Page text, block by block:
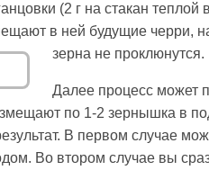
(2 г на стакан
в ней будущие черри,
зерна не проклюнутся.
Далее процесс может
по 1-2 зернышка в
В первом случае
Во втором случае вы